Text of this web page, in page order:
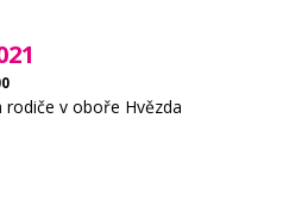
v oboře Hvězda